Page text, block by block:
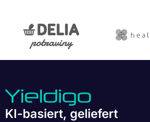
KI-basiert, geliefert